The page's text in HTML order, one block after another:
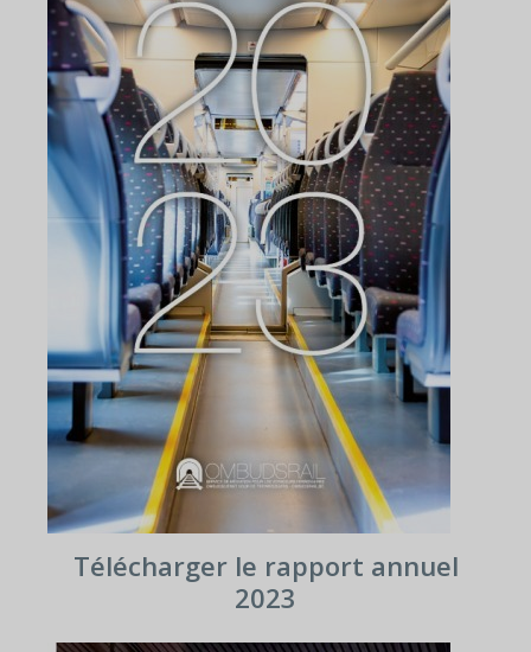
Télécharger le rapport annuel
2023